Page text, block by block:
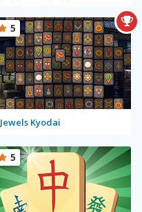
Jewels Kyodai
5
5